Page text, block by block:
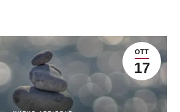
OTT
17